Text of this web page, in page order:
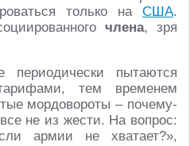
только на США.
члена, зря
пытаются
тем временем
мордовороты – почему-
не из жести. На вопрос:
армии не хватает?»,